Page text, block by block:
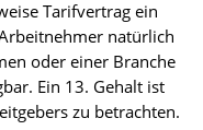
Tarifvertrag ein
natürlich
oder einer Branche
Ein 13. Gehalt ist
zu betrachten.